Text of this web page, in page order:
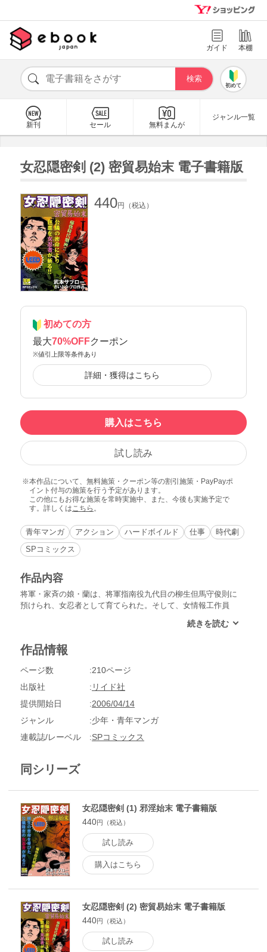
ガイド 本棚
初めて
新刊 セール 無料まんが
ジャンル一覧
女忍隠密剣 (2) 密貿易始末 電子書籍版
440円（税込）
初めての方
最大70%OFFクーポン
※値引上限等条件あり
詳細・獲得はこちら
購入はこちら
試し読み
本作品について、無料施策・クーポン等の割引施策・PayPayポ
イント付与の施策を行う予定があります。
この他にもお得な施策を常時実施中、また、今後も実施予定で
す。詳しくは こちら 。
青年マンガ アクション ハードボイルド 仕事
時代劇
SPコミックス
作品内容
将軍・家斉の娘・蘭は、将軍指南役九代目の柳生但馬守俊則に
預けられ、女忍者として育てられた。そして、女情報工作員
座礁した漁村付近で訓練をしていた蘭たち一行は、巨船の持ち
「南行ス!!」収録。
作品情報
ページ数
210ページ
出版社
リイド社
提供開始日
2006/04/14
ジャンル
少年・青年マンガ
連載誌/レーベル
SPコミックス
同シリーズ
女忍隠密剣 (1) 邪淫始末 電子書籍版
440円（税込）
試し読み
購入はこちら
女忍隠密剣 (2) 密貿易始末 電子書籍版
440円（税込）
試し読み